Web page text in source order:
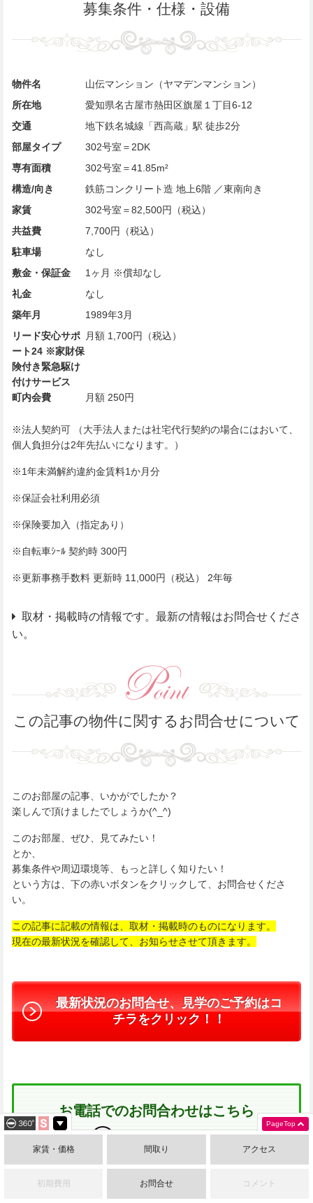
募集条件・仕様・設備
物件名
山伝マンション（ヤマデンマンション）
所在地
愛知県名古屋市熱田区旗屋１丁目6-12
交通
地下鉄名城線「西高蔵」駅 徒歩2分
部屋タイプ
302号室＝2DK
専有面積
302号室＝41.85m²
構造/向き
鉄筋コンクリート造 地上6階 ／東南向き
家賃
302号室＝82,500円（税込）
共益費
7,700円（税込）
駐車場
なし
敷金・保証金
1ヶ月 ※償却なし
礼金
なし
築年月
1989年3月
リード安心サポ
ート24 ※家財保
険付き緊急駆け
付けサービス
月額 1,700円（税込）
町内会費 月額 250円
※法人契約可 （大手法人または社宅代行契約の場合にはおいて、
個人負担分は2年先払いになります。）
※1年未満解約違約金賃料1か月分
※保証会社利用必須
※保険要加入（指定あり）
※自転車ｼｰﾙ 契約時 300円
※更新事務手数料 更新時 11,000円（税込） 2年毎
取材・掲載時の情報です。最新の情報はお問合せくださ
い。
この記事の物件に関するお問合せについて
このお部屋の記事、いかがでしたか？
楽しんで頂けましたでしょうか(^_^)
このお部屋、ぜひ、見てみたい！
とか、
募集条件や周辺環境等、もっと詳しく知りたい！
という方は、下の赤いボタンをクリックして、お問合せくださ
い。
この記事に記載の情報は、取材・掲載時のものになります。
現在の最新状況を確認して、お知らせさせて頂きます。
最新状況のお問合せ、見学のご予約はコ
チラをクリック！！
お電話でのお問合わせはこちら
052-325-3795
＜名古屋・西高蔵駅＞＜山伝マンション（ヤマデンマンション）
家賃・価格 間取り アクセス
初期費用 お問合せ コメント
PageTop